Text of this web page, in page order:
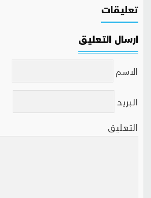
تعليقات
ارسال التعليق
الاسم
البريد
التعليق